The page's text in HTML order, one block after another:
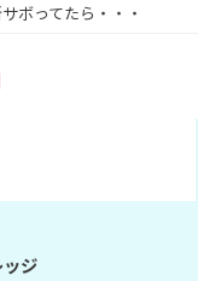
ボってたら・・・
ジ